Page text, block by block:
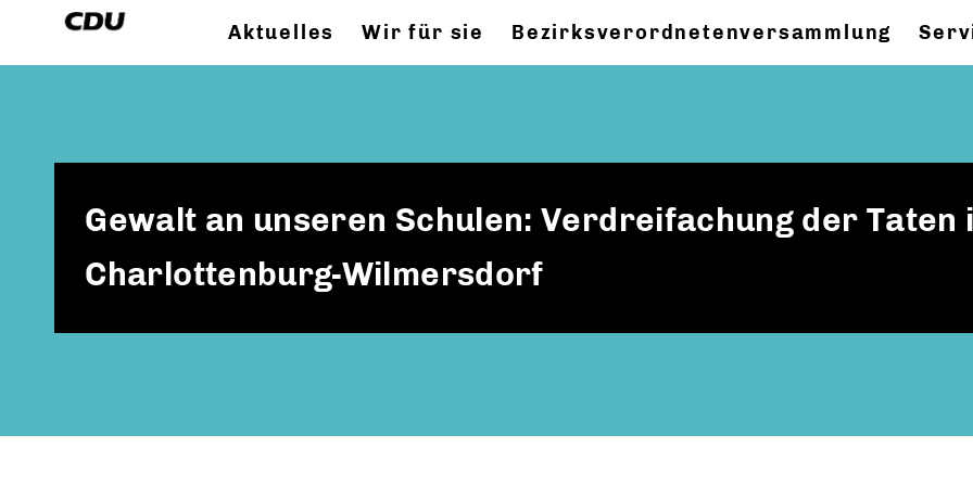
Aktuelles Wir für sie Bezirksverordnetenversammlung
Gewalt an unseren Schulen: Verdreifachung der Taten
Charlottenburg-Wilmersdorf